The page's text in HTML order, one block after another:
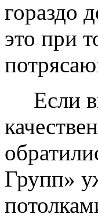
гораздо
это при
Если
Групп»